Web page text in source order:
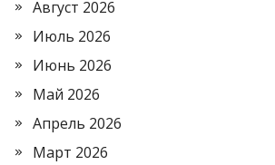
Август 2026
Июль 2026
Июнь 2026
Май 2026
Апрель 2026
Март 2026